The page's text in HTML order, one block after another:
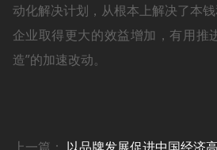
动化解决计划，从根本上解决了本
企业取得更大的效益增加，有用推
造”的加速改动。
上一篇： 以品牌发展促进中国经济